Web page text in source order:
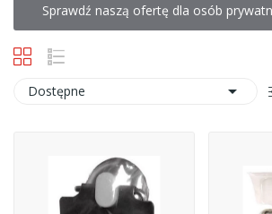
Sprawdź naszą ofertę dla osób
Dostępne 